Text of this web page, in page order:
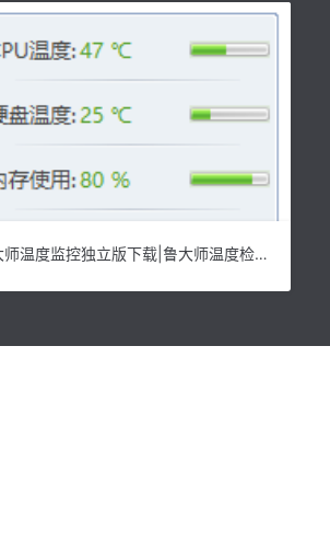
鲁大师温度监控独立版下载|鲁大师温度检测模块提取版 V5.15下载